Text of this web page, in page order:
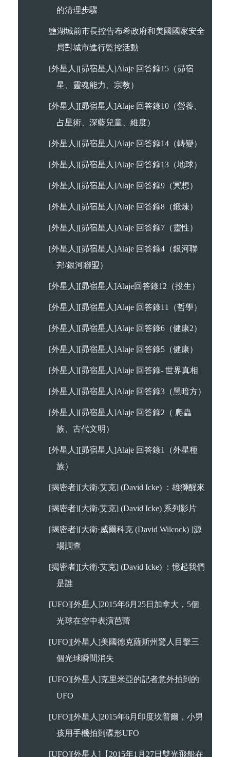
的清理步驟
鹽湖城前市長控告布希政府和美國國家安全
局對城市進行監控活動
[外星人][昴宿星人]Alaje 回答錄15（昴宿
星、靈魂能力、宗教）
[外星人][昴宿星人]Alaje 回答錄10（營養、
占星術、深藍兒童、維度）
[外星人][昴宿星人]Alaje 回答錄14（轉變）
[外星人][昴宿星人]Alaje 回答錄13（地球）
[外星人][昴宿星人]Alaje 回答錄9（冥想）
[外星人][昴宿星人]Alaje 回答錄8（鍛煉）
[外星人][昴宿星人]Alaje 回答錄7（靈性）
[外星人][昴宿星人]Alaje 回答錄4（銀河聯
邦/銀河聯盟）
[外星人][昴宿星人]Alaje回答錄12（投生）
[外星人][昴宿星人]Alaje 回答錄11（哲學）
[外星人][昴宿星人]Alaje 回答錄6（健康2）
[外星人][昴宿星人]Alaje 回答錄5（健康）
[外星人][昴宿星人]Alaje 回答錄- 世界真相
[外星人][昴宿星人]Alaje 回答錄3（黑暗方）
[外星人][昴宿星人]Alaje 回答錄2（ 爬蟲
族、古代文明）
[外星人][昴宿星人]Alaje 回答錄1（外星種
族）
[揭密者][大衛‧艾克] (David Icke) ：雄獅醒來
[揭密者][大衛‧艾克] (David Icke) 系列影片
[揭密者][大衛·威爾科克 (David Wilcock) ]源
場調查
[揭密者][大衛‧艾克] (David Icke) ：憶起我們
是誰
[UFO][外星人]2015年6月25日加拿大，5個
光球在空中表演芭蕾
[UFO][外星人]美國德克薩斯州驚人目擊三
個光球瞬間消失
[UFO][外星人]克里米亞的記者意外拍到的
UFO
[UFO][外星人]2015年6月印度坎普爾，小男
孩用手機拍到碟形UFO
[UFO][外星人]【2015年1月27日雙光飛船在